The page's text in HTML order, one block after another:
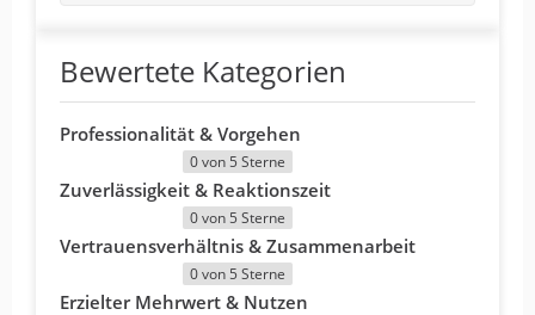
Bewertete Kategorien
Professionalität & Vorgehen
0 von 5 Sterne
Zuverlässigkeit & Reaktionszeit
0 von 5 Sterne
Vertrauensverhältnis & Zusammenarbeit
0 von 5 Sterne
Erzielter Mehrwert & Nutzen